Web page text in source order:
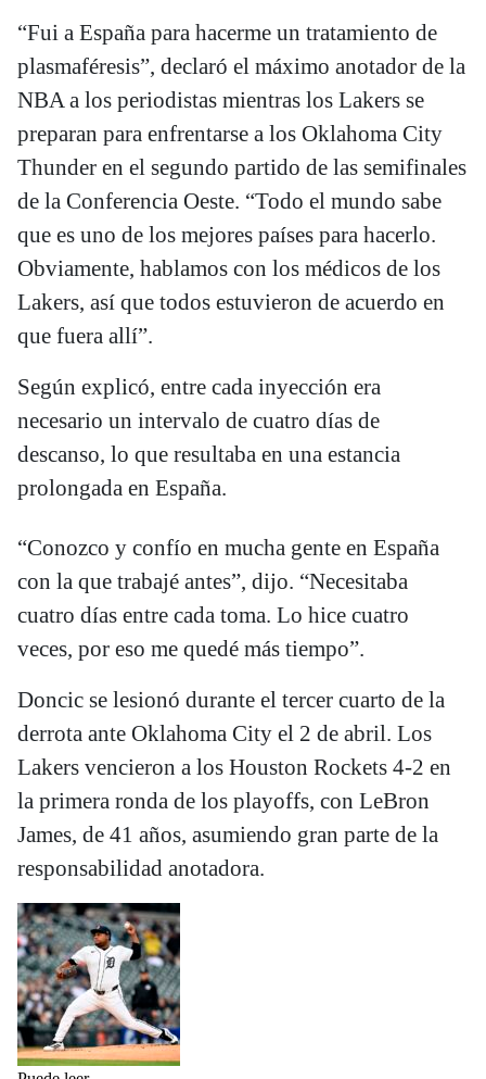
“Fui a España para hacerme un tratamiento de
plasmaféresis”, declaró el máximo anotador de la
NBA a los periodistas mientras los Lakers se
preparan para enfrentarse a los Oklahoma City
Thunder en el segundo partido de las semifinales
de la Conferencia Oeste. “Todo el mundo sabe
que es uno de los mejores países para hacerlo.
Obviamente, hablamos con los médicos de los
Lakers, así que todos estuvieron de acuerdo en
que fuera allí”.
Según explicó, entre cada inyección era
necesario un intervalo de cuatro días de
descanso, lo que resultaba en una estancia
prolongada en España.
“Conozco y confío en mucha gente en España
con la que trabajé antes”, dijo. “Necesitaba
cuatro días entre cada toma. Lo hice cuatro
veces, por eso me quedé más tiempo”.
Doncic se lesionó durante el tercer cuarto de la
derrota ante Oklahoma City el 2 de abril. Los
Lakers vencieron a los Houston Rockets 4-2 en
la primera ronda de los playoffs, con LeBron
James, de 41 años, asumiendo gran parte de la
responsabilidad anotadora.